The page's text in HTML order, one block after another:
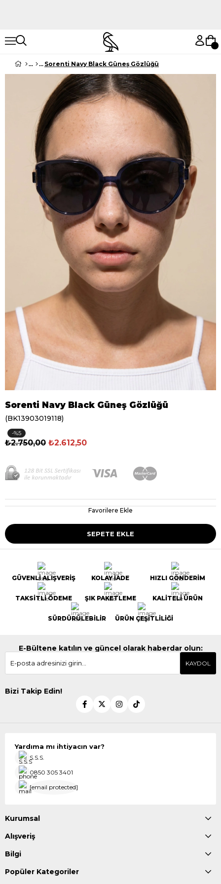
Sorenti Navy Black Güneş Gözlüğü
Sorenti Navy Black Güneş Gözlüğü
(BK13903019118)
5
₺2.750,00 ₺2.612,50
Favorilere Ekle
GÜVENLİ ALIŞVERİŞ KOLAY İADE HIZLI GÖNDERİM
TAKSİTLİ ÖDEME ŞIK PAKETLEME KALİTELİ ÜRÜN
SÜRDÜRÜLEBİLİR ÜRÜN ÇEŞİTLİLİĞİ
E-Bültene katılın ve güncel olarak haberdar olun:
KAYDOL
Bizi Takip Edin!
Yardıma mı ihtiyacın var?
S.S.S.
0850 305 3401
[email protected]
Kurumsal
Alışveriş
Bilgi
Popüler Kategoriler